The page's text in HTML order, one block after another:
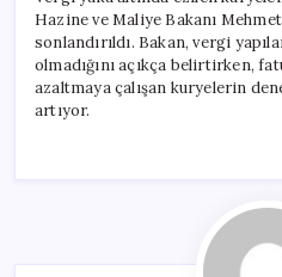
Hazine ve Maliye Bakanı
sonlandırıldı. Bakan, vergi
olmadığını açıkça belirtirken,
azaltmaya çalışan kuryelerin
artıyor.